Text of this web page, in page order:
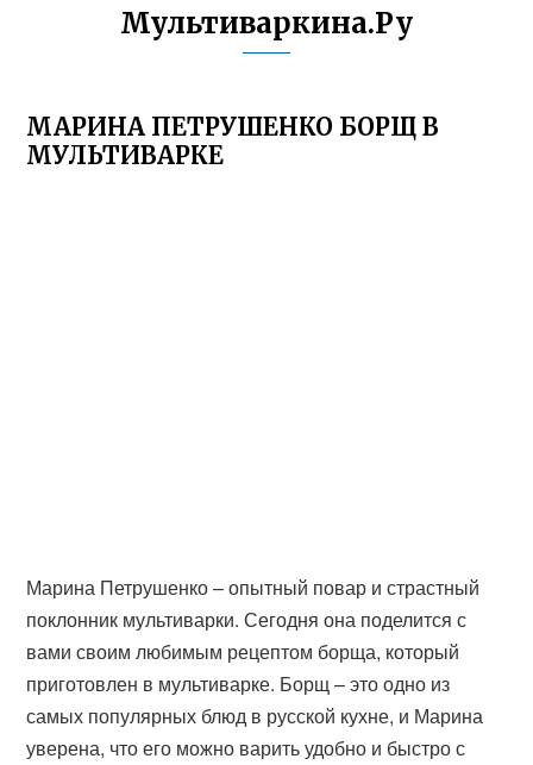
Мультиваркина.Ру
МАРИНА ПЕТРУШЕНКО БОРЩ В
МУЛЬТИВАРКЕ
Марина Петрушенко – опытный повар и страстный
поклонник мультиварки. Сегодня она поделится с
вами своим любимым рецептом борща, который
приготовлен в мультиварке. Борщ – это одно из
самых популярных блюд в русской кухне, и Марина
уверена, что его можно варить удобно и быстро с